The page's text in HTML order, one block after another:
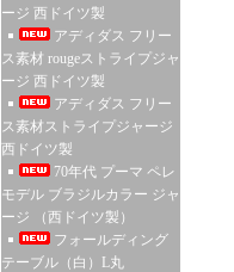
ージ 西ドイツ製
アディダス フリー
ス素材 rougeストライプジャ
ージ 西ドイツ製
アディダス フリー
ス素材ストライプジャージ
西ドイツ製
70年代 プーマ ペレ
モデル ブラジルカラー ジャ
ージ （西ドイツ製）
フォールディング
テーブル（白）L丸